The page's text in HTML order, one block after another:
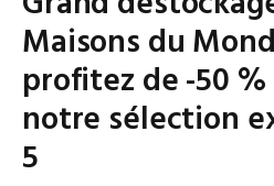
Maisons du
profitez de -50
notre sélection
5